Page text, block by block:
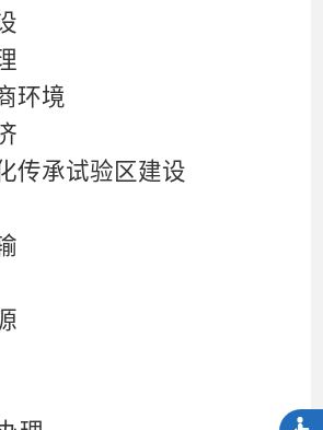
环境
传承试验区建设